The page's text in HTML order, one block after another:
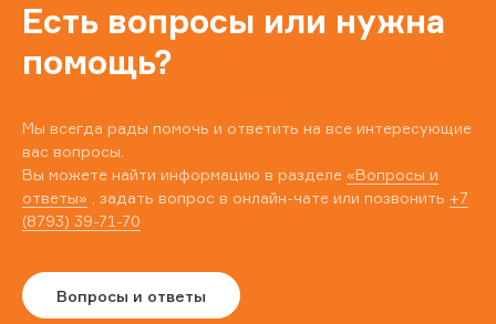
Есть вопросы или нужна
помощь?
Мы всегда рады помочь и ответить на все интересующие
вас вопросы.
Вы можете найти информацию в разделе «Вопросы и
ответы» , задать вопрос в онлайн-чате или позвонить +7
(8793) 39-71-70
Вопросы и ответы